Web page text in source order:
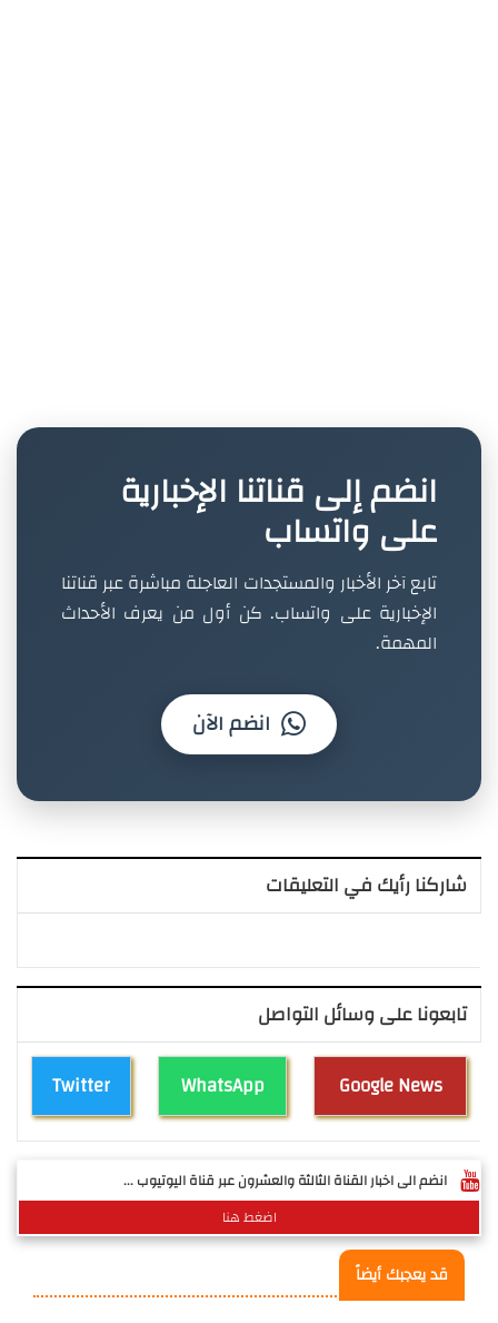
انضم إلى قناتنا الإخبارية
على واتساب
تابع آخر الأخبار والمستجدات العاجلة مباشرة عبر قناتنا
الإخبارية على واتساب. كن أول من يعرف الأحداث
المهمة.
انضم الآن
شاركنا رأيك في التعليقات
تابعونا على وسائل التواصل
Twitter WhatsApp Google News
انضم الى اخبار القناة الثالثة والعشرون عبر قناة اليوتيوب ...
اضغط هنا
قد يعجبك أيضاً